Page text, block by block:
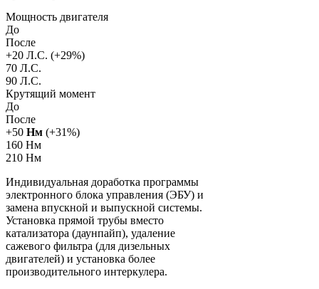
Мощность двигателя
До
После
+20 Л.С. (+29%)
70 Л.С.
90 Л.С.
Крутящий момент
До
После
+50 Нм (+31%)
160 Нм
210 Нм
Индивидуальная доработка программы
электронного блока управления (ЭБУ) и
замена впускной и выпускной системы.
Установка прямой трубы вместо
катализатора (даунпайп), удаление
сажевого фильтра (для дизельных
двигателей) и установка более
производительного интеркулера.